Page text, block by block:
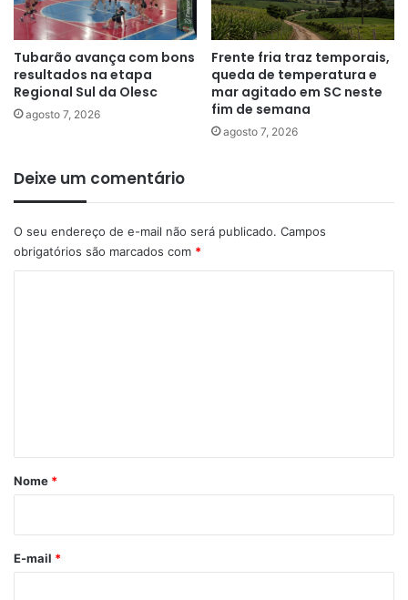
Tubarão avança com bons
resultados na etapa
Regional Sul da Olesc
agosto 7, 2026
Frente fria traz temporais,
queda de temperatura e
mar agitado em SC neste
fim de semana
agosto 7, 2026
Deixe um comentário
O seu endereço de e-mail não será publicado. Campos
obrigatórios são marcados com *
r
*
Nome *
E-mail *